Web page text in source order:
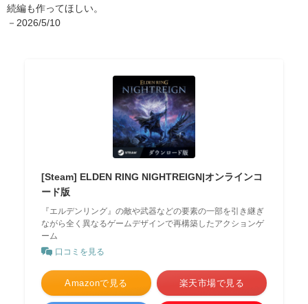
続編も作ってほしい。
－2026/5/10
[Steam] ELDEN RING NIGHTREIGN|オンラインコ
ード版
『エルデンリング』の敵や武器などの要素の一部を引き継ぎ
ながら全く異なるゲームデザインで再構築したアクションゲ
ーム
口コミを見る
Amazonで見る 楽天市場で見る